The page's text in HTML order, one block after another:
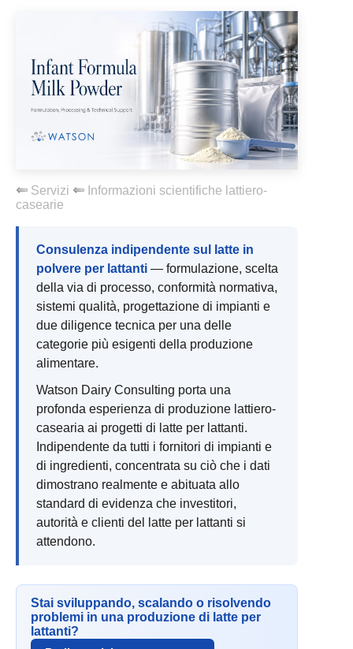
Servizi
Informazioni scientifiche lattiero-
casearie
Consulenza indipendente sul latte in
polvere per lattanti — formulazione, scelta
della via di processo, conformità normativa,
sistemi qualità, progettazione di impianti e
due diligence tecnica per una delle
categorie più esigenti della produzione
alimentare.
Watson Dairy Consulting porta una
profonda esperienza di produzione lattiero-
casearia ai progetti di latte per lattanti.
Indipendente da tutti i fornitori di impianti e
di ingredienti, concentrata su ciò che i dati
dimostrano realmente e abituata allo
standard di evidenza che investitori,
autorità e clienti del latte per lattanti si
attendono.
Stai sviluppando, scalando o risolvendo
problemi in una produzione di latte per
lattanti?